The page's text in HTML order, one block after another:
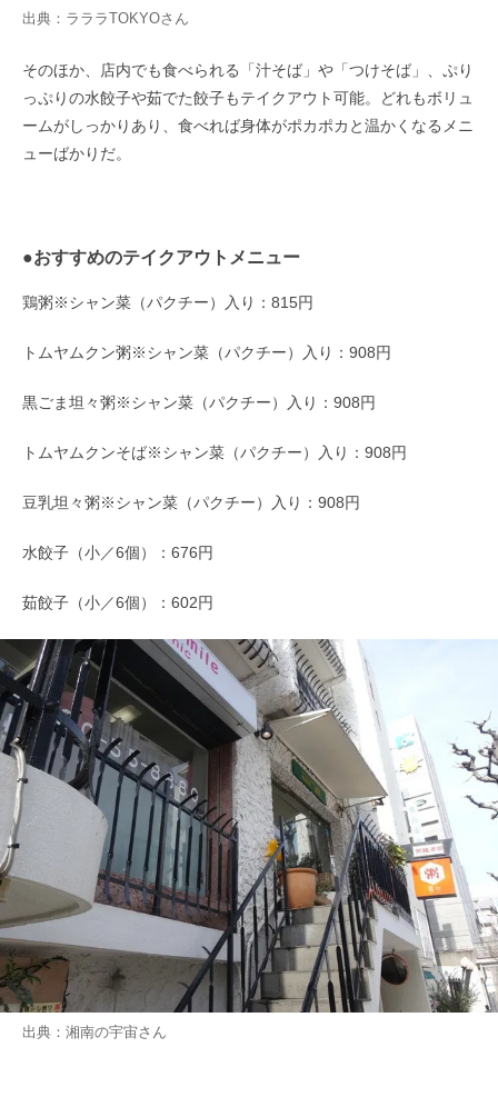
出典： ラララTOKYOさん
そのほか、店内でも食べられる「汁そば」や「つけそば」、ぷり
っぷりの水餃子や茹でた餃子もテイクアウト可能。どれもボリュ
ームがしっかりあり、食べれば身体がポカポカと温かくなるメニ
ューばかりだ。
●おすすめのテイクアウトメニュー
鶏粥※シャン菜（パクチー）入り：815円
トムヤムクン粥※シャン菜（パクチー）入り：908円
黒ごま坦々粥※シャン菜（パクチー）入り：908円
トムヤムクンそば※シャン菜（パクチー）入り：908円
豆乳坦々粥※シャン菜（パクチー）入り：908円
水餃子（小／6個）：676円
茹餃子（小／6個）：602円
出典： 湘南の宇宙さん